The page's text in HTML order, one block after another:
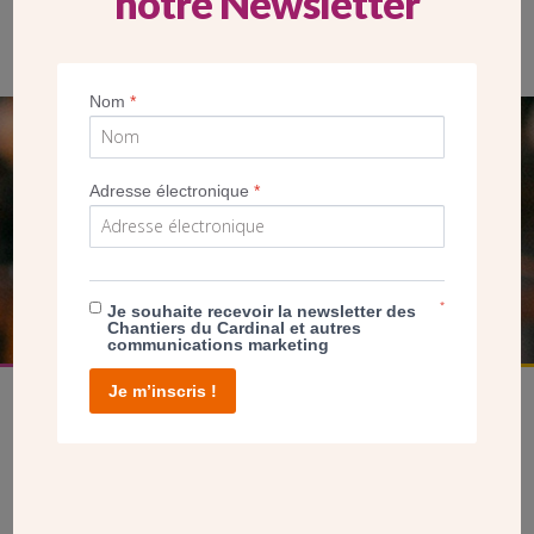
Messe en l’église Saint-Paul de Bretigny-sur-Orge. Vue avant
SEUL VOTRE DON
NOUS PERMET D’AGIR
FAIRE UN DON
Nom*
Adresse électronique*
Je souhaite recevoir la newsletter des
Chantiers du Cardinal et autres
communications marketing
*
Je m’inscris !